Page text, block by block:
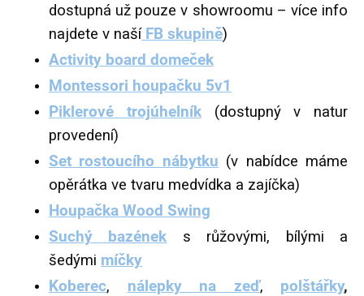
dostupná už pouze v showroomu – více info
najdete v našíFB skupině)
Activity board domeček
Montessori houpačku 5v1
Piklerové trojúhelník
(dostupný v natur
provedení)
Set rostoucího nábytku (v nabídce máme
opěrátka ve tvaru medvídka a zajíčka)
Houpačka Wood Swing
Suchý bazének s růžovými, bílými a
šedými míčky
Koberec, nálepky na zeď, polštářky,